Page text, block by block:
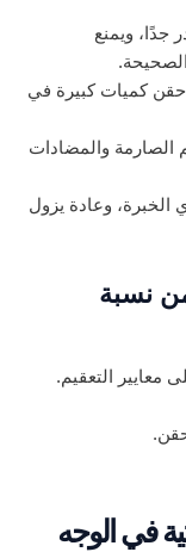
جدًا، ويمنع
الصحيحة.
كميات كبيرة في
الصارمة والمضادات
الخبرة، وعادة يزول
نسبة
معايير التعقيم.
في الوجه